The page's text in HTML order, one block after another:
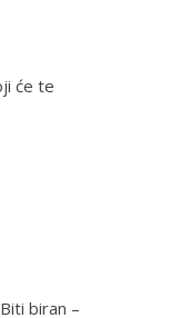
će te
biran –